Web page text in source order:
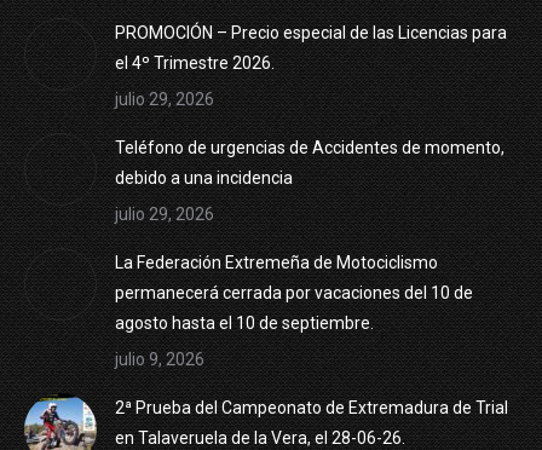
PROMOCIÓN – Precio especial de las Licencias para
el 4º Trimestre 2026.
julio 29, 2026
Teléfono de urgencias de Accidentes de momento,
debido a una incidencia
julio 29, 2026
La Federación Extremeña de Motociclismo
permanecerá cerrada por vacaciones del 10 de
agosto hasta el 10 de septiembre.
julio 9, 2026
2ª Prueba del Campeonato de Extremadura de Trial
en Talaveruela de la Vera, el 28-06-26.